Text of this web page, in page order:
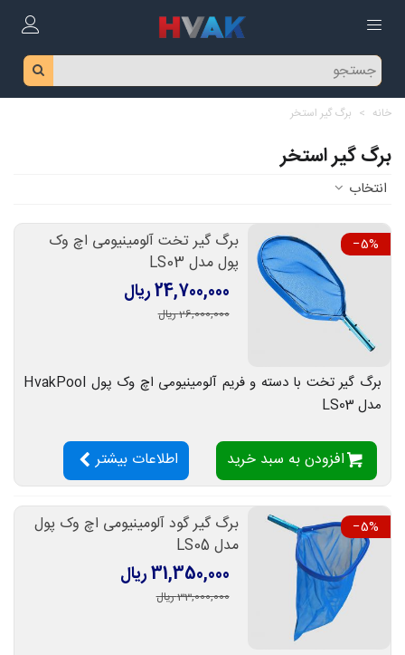
خانه > برگ گیر استخر
برگ گیر استخر
انتخاب
‎−5%
برگ گیر تخت آلومینیومی اچ وک
پول مدل LS03
24,700,000 ریال
26,000,000 ریال
برگ گیر تخت با دسته و فریم آلومینیومی اچ وک پول HvakPool
مدل LS03
افزودن به سبد خرید اطلاعات بیشتر
‎−5%
برگ گیر گود آلومینیومی اچ وک پول
مدل LS05
31,350,000 ریال
33,000,000 ریال